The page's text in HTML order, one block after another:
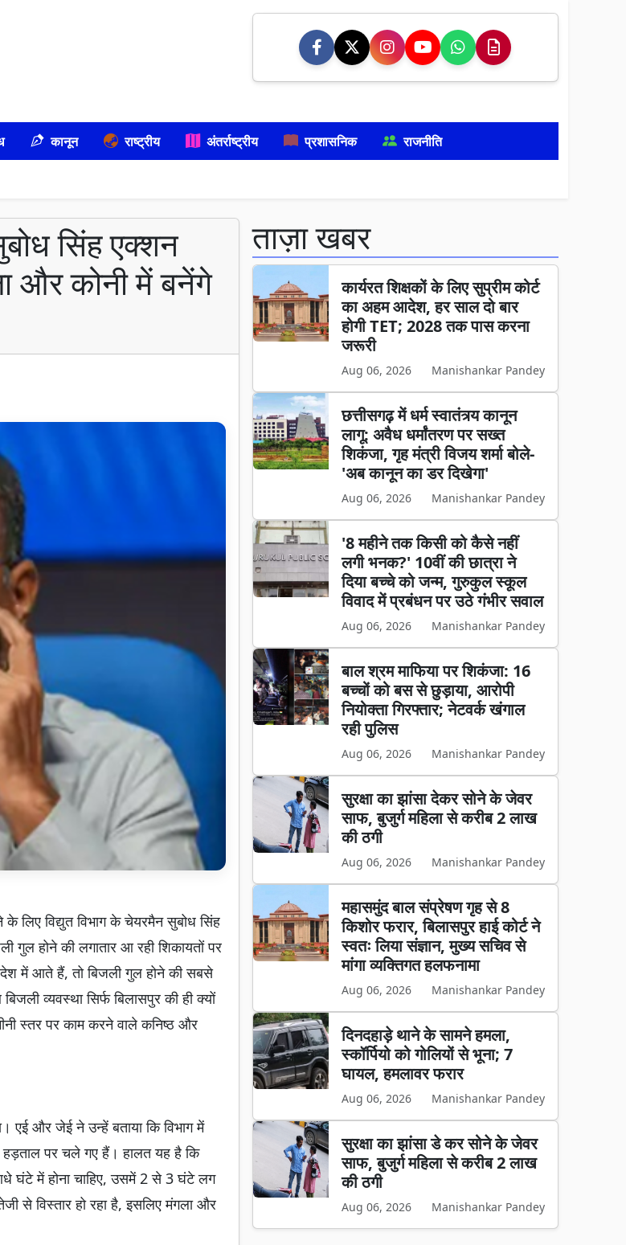
कानून राष्ट्रीय अंतर्राष्ट्रीय प्रशासनिक राजनीति
सिंह एक्शन
और कोनी में बनेंगे
लिए विद्युत विभाग के चेयरमैन सुबोध सिंह
गुल होने की लगातार आ रही शिकायतों पर
में आते हैं, तो बिजली गुल होने की सबसे
व्यवस्था सिर्फ बिलासपुर की ही क्यों
स्तर पर काम करने वाले कनिष्ठ और
एई और जेई ने उन्हें बताया कि विभाग में
हड़ताल पर चले गए हैं। हालत यह है कि
घंटे में होना चाहिए, उसमें 2 से 3 घंटे लग
से विस्तार हो रहा है, इसलिए मंगला और
ताज़ा खबर
कार्यरत शिक्षकों के लिए सुप्रीम कोर्ट
का अहम आदेश, हर साल दो बार
होगी TET; 2028 तक पास करना
जरूरी
Aug 06, 2026 Manishankar Pandey
छत्तीसगढ़ में धर्म स्वातंत्र्य कानून
लागू: अवैध धर्मांतरण पर सख्त
शिकंजा, गृह मंत्री विजय शर्मा बोले-
'अब कानून का डर दिखेगा'
Aug 06, 2026 Manishankar Pandey
'8 महीने तक किसी को कैसे नहीं
लगी भनक?' 10वीं की छात्रा ने
दिया बच्चे को जन्म, गुरुकुल स्कूल
विवाद में प्रबंधन पर उठे गंभीर सवाल
Aug 06, 2026 Manishankar Pandey
बाल श्रम माफिया पर शिकंजा: 16
बच्चों को बस से छुड़ाया, आरोपी
नियोक्ता गिरफ्तार; नेटवर्क खंगाल
रही पुलिस
Aug 06, 2026 Manishankar Pandey
सुरक्षा का झांसा देकर सोने के जेवर
साफ, बुजुर्ग महिला से करीब 2 लाख
की ठगी
Aug 06, 2026 Manishankar Pandey
महासमुंद बाल संप्रेषण गृह से 8
किशोर फरार, बिलासपुर हाई कोर्ट ने
स्वतः लिया संज्ञान, मुख्य सचिव से
मांगा व्यक्तिगत हलफनामा
Aug 06, 2026 Manishankar Pandey
दिनदहाड़े थाने के सामने हमला,
स्कॉर्पियो को गोलियों से भूना; 7
घायल, हमलावर फरार
Aug 06, 2026 Manishankar Pandey
सुरक्षा का झांसा डे कर सोने के जेवर
साफ, बुजुर्ग महिला से करीब 2 लाख
की ठगी
Aug 06, 2026 Manishankar Pandey